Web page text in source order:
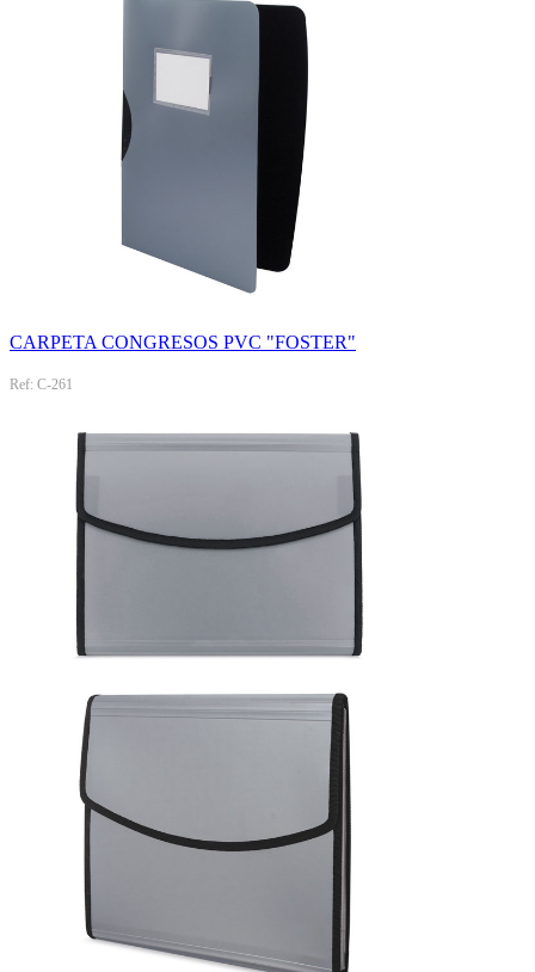
CARPETA CONGRESOS PVC "FOSTER"
Ref: C-261